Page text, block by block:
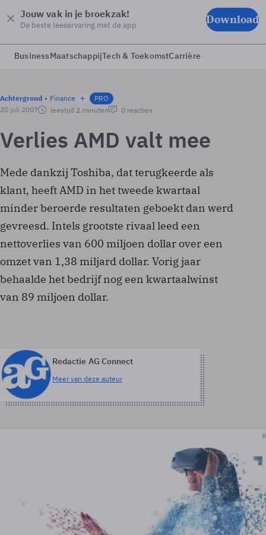
Jouw vak in je broekzak!
De beste leeservaring met de app Download
BusinessMaatschappijTech & ToekomstCarrière
Achtergrond Finance
PRO
20 juli 2007
leestijd 2 minuten 0 reacties
Verlies AMD valt mee
Mede dankzij Toshiba, dat terugkeerde als
klant, heeft AMD in het tweede kwartaal
minder beroerde resultaten geboekt dan werd
gevreesd. Intels grootste rivaal leed een
nettoverlies van 600 miljoen dollar over een
omzet van 1,38 miljard dollar. Vorig jaar
behaalde het bedrijf nog een kwartaalwinst
van 89 miljoen dollar.
Redactie AG Connect
Meer van deze auteur